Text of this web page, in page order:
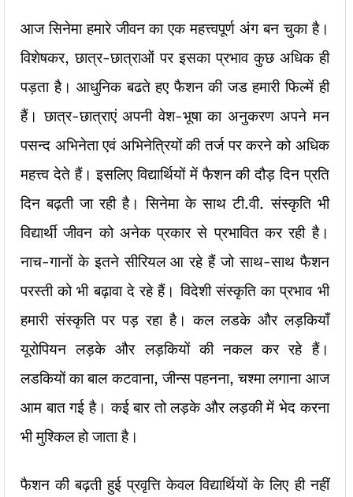
आज सिनेमा हमारे जीवन का एक महत्त्वपूर्ण अंग बन चुका है।
विशेषकर, छात्र-छात्राओं पर इसका प्रभाव कुछ अधिक ही
पड़ता है। आधुनिक बढते हए फैशन की जड हमारी फिल्में ही
हैं। छात्र-छात्राएं अपनी वेश-भूषा का अनुकरण अपने मन
पसन्द अभिनेता एवं अभिनेत्रियों की तर्ज पर करने को अधिक
महत्त्व देते हैं। इसलिए विद्यार्थियों में फैशन की दौड़ दिन प्रति
दिन बढ़ती जा रही है। सिनेमा के साथ टी.वी. संस्कृति भी
विद्यार्थी जीवन को अनेक प्रकार से प्रभावित कर रही है।
नाच-गानों के इतने सीरियल आ रहे हैं जो साथ-साथ फैशन
परस्ती को भी बढ़ावा दे रहे हैं। विदेशी संस्कृति का प्रभाव भी
हमारी संस्कृति पर पड़ रहा है। कल लडके और लड़कियाँ
यूरोपियन लड़के और लड़कियों की नकल कर रहे हैं।
लडकियों का बाल कटवाना, जीन्स पहनना, चश्मा लगाना आज
आम बात गई है। कई बार तो लड़के और लड़की में भेद करना
भी मुश्किल हो जाता है।
फैशन की बढ़ती हुई प्रवृत्ति केवल विद्यार्थियों के लिए ही नहीं